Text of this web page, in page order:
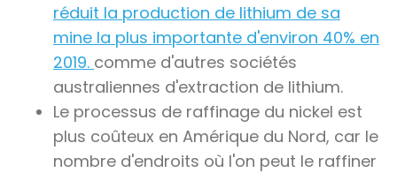
réduit la production de lithium de sa
mine la plus importante d'environ 40% en
2019. comme d'autres sociétés
australiennes d'extraction de lithium.
Le processus de raffinage du nickel est
plus coûteux en Amérique du Nord, car le
nombre d'endroits où l'on peut le raffiner